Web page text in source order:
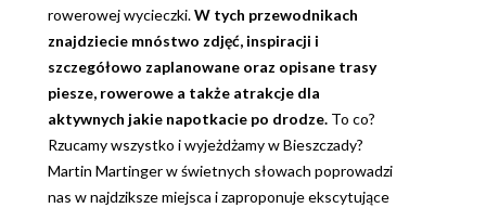
rowerowej wycieczki.W tych przewodnikach
znajdziecie mnóstwo zdjęć, inspiracji i
szczegółowo zaplanowane oraz opisane trasy
piesze, rowerowe a także atrakcje dla
aktywnych jakie napotkacie po drodze. To co?
Rzucamy wszystko i wyjeżdżamy w Bieszczady?
Martin Martinger w świetnych słowach poprowadzi
nas w najdziksze miejsca i zaproponuje ekscytujące